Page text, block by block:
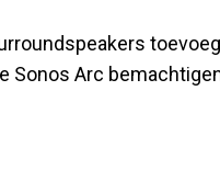
Sonos Arc